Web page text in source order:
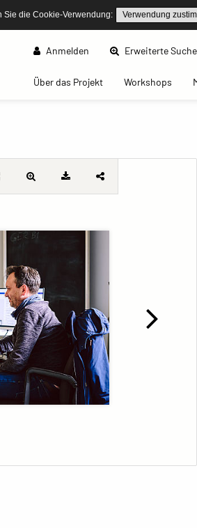
Sie die Cookie-Verwendung: Verwendung
Anmelden Erweiterte Suche
Über das Projekt(current)Workshops